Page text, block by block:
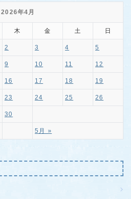
2026年4月
木 金 土 日
5月 »
2 3 4 5
9 10 11 12
16 17 18 19
23 24 25 26
30